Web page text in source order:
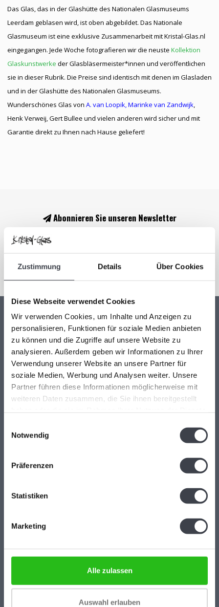
Zustimmung Details Über Cookies
Diese Webseite verwendet Cookies
Wir verwenden Cookies, um Inhalte und Anzeigen zu
personalisieren, Funktionen für soziale Medien anbieten
zu können und die Zugriffe auf unsere Website zu
analysieren. Außerdem geben wir Informationen zu Ihrer
Verwendung unserer Website an unsere Partner für
soziale Medien, Werbung und Analysen weiter. Unsere
Partner führen diese Informationen möglicherweise mit
weiteren Daten zusammen, die Sie ihnen bereitgestellt
Notwendig
Präferenzen
Statistiken
Marketing
Alle zulassen
Auswahl erlauben
Das Glas, das in der Glashütte des Nationalen Glasmuseums
Leerdam geblasen wird, ist oben abgebildet. Das Nationale
Glasmuseum ist eine exklusive Zusammenarbeit mitKristal-Glas.nl
eingegangen. Jede Woche fotografieren wir die neuste Kollektion
Glaskunstwerke der Glasbläsermeister*innen und veröffentlichen
sie in dieser Rubrik. Die Preise sind identisch mit denen im Glasladen
und in der Glashütte des Nationalen Glasmuseums.
Wunderschönes Glas von A. van Loopik,Marinke van Zandwijk,
Henk Verweij, Gert Bullee und vielen anderen wird sicher und mit
Garantie direkt zu Ihnen nach Hause geliefert!
Abonnieren Sie unseren Newsletter
Abonnieren
Kristal-Glas Leerdam
Kristal-Glas ist der Online-Shop für Glaskunst und Kristall aus
Leerdam. Sie können uns auch in unserer Galerie in Leerdam
besuchen. Sie sind herzlich willkommen! Geöffnet Mittwoch bis
Freitag 13 - 17 Uhr Samstag 10 - 17 Uhr.
9.1 / 10 173 reviews